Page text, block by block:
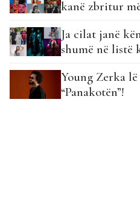
kanë zbritur
Ja cilat janë
shumë në listë
Young Zerka
“Panakotën”!